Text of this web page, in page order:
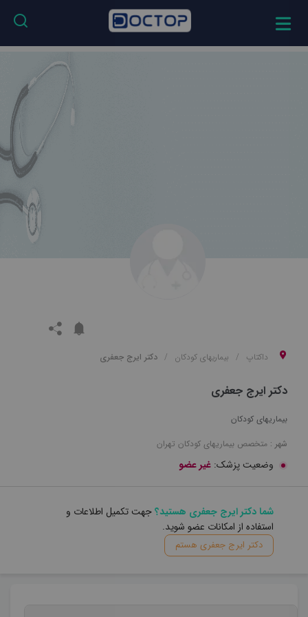
داکتاپ بیماریهای کودکان دکتر ایرج جعفری
دکتر ایرج جعفری
بیماریهای کودکان
شهر : متخصص بیماریهای کودکان تهران
وضعیت پزشک: غیر عضو
شما دکتر ایرج جعفری هستید؟جهت تکمیل اطلاعات و
استفاده از امکانات عضو شوید.
دکتر ایرج جعفری هستم